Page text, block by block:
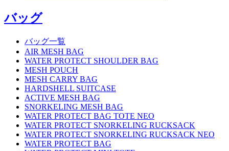
バッグ
バッグ一覧
AIR MESH BAG
WATER PROTECT SHOULDER BAG
MESH POUCH
MESH CARRY BAG
HARDSHELL SUITCASE
ACTIVE MESH BAG
SNORKELING MESH BAG
WATER PROTECT BAG TOTE NEO
WATER PROTECT SNORKELING RUCKSACK
WATER PROTECT SNORKELING RUCKSACK NEO
WATER PROTECT BAG